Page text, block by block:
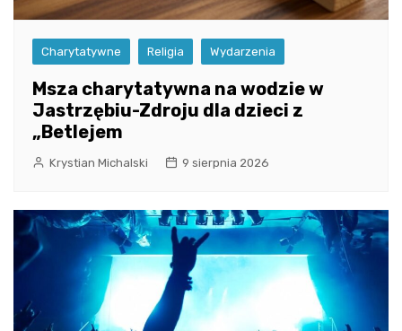
Charytatywne Religia Wydarzenia
Msza charytatywna na wodzie w
Jastrzębiu-Zdroju dla dzieci z
„Betlejem
Krystian Michalski 9 sierpnia 2026